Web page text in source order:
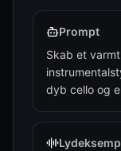
Prompt
Skab et
dyb cello og